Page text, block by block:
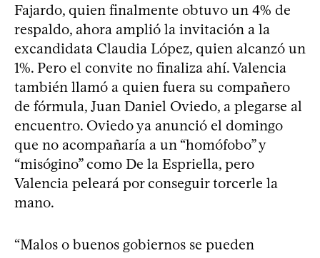
Fajardo, quien finalmente obtuvo un 4% de
respaldo, ahora amplió la invitación a la
excandidata Claudia López, quien alcanzó un
1%. Pero el convite no finaliza ahí. Valencia
también llamó a quien fuera su compañero
de fórmula, Juan Daniel Oviedo, a plegarse al
encuentro. Oviedo ya anunció el domingo
que no acompañaría a un “homófobo” y
“misógino” como De la Espriella, pero
Valencia peleará por conseguir torcerle la
mano.
“Malos o buenos gobiernos se pueden